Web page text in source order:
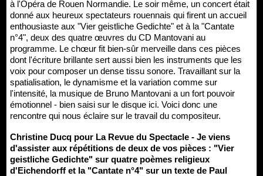
à l'Opéra de Rouen Normandie. Le soir même, un concert était
donné aux heureux spectateurs rouennais qui firent un accueil
enthousiaste aux "Vier geistliche Gedichte" et à la "Cantate
n°4", deux des quatre œuvres du CD Mantovani au
programme. Le chœur fit bien-sûr merveille dans ces pièces
dont l'écriture brillante sert aussi bien les instruments que les
voix pour composer un dense tissu sonore. Travaillant sur la
spatialisation, le dynamisme et la variation comme sur
l'intensité, la musique de Bruno Mantovani a un fort pouvoir
émotionnel - bien saisi sur le disque ici. Voici donc une
rencontre qui nous éclaire sur le travail du compositeur.
Christine Ducq pour La Revue du Spectacle - Je viens
d'assister aux répétitions de deux de vos pièces : "Vier
geistliche Gedichte" sur quatre poèmes religieux
d'Eichendorff et la "Cantate n°4" sur un texte de Paul